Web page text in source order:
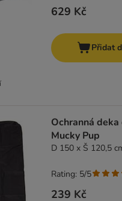
629 Kč
Přidat
Ochranná
Mucky Pup
D 150 x Š 120,5
239 Kč
Rating: 5/5